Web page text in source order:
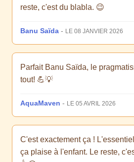
reste, c'est du blabla. 😉
Banu Saïda - LE 08 JANVIER 2026
Parfait Banu Saïda, le
tout! 💪💡
AquaMaven - LE 05 AVRIL 2026
C'est exactement ça !
ça plaise à l'enfant. Le reste,